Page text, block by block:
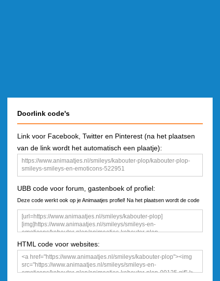
Doorlink code's
Link voor Facebook, Twitter en Pinterest (na het plaatsen
van de link wordt het automatisch een plaatje):
UBB code voor forum, gastenboek of profiel:
Deze code werkt ook op je Animaatjes profiel! Na het plaatsen wordt de code
een plaatje
HTML code voor websites: